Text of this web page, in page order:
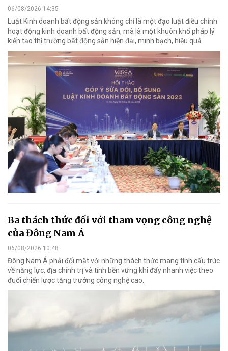
06/08/2026 14:35
Luật Kinh doanh bất động sản không chỉ là một đạo luật điều chỉnh
hoạt động kinh doanh bất động sản, mà là một khuôn khổ pháp lý
kiến tạo thị trường bất động sản hiện đại, minh bạch, hiệu quả.
Ba thách thức đối với tham vọng công nghệ
của Đông Nam Á
06/08/2026 10:48
Đông Nam Á phải đối mặt với những thách thức mang tính cấu trúc
về năng lực, địa chính trị và tính bền vững khi đẩy nhanh việc theo
đuổi chiến lược tăng trưởng công nghệ cao.